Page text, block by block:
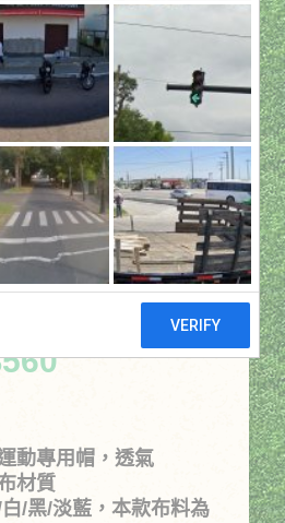
線防潑水帽
。
560目
格：
NT$560。
動專用帽，透氣
材質
/黑/淡藍，本款布料為